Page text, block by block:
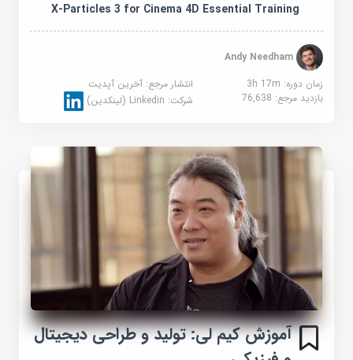
X-Particles 3 for Cinema 4D Essential Training
Andy Needham
زمان دوره: 3h 17m
انتشار مرجع:آخرین آپدیت
بازدید مرجع:76,638 شرکت:Linkedin (لینکدین)
آموزش کیم لی: تولید و طراحی دیجیتال